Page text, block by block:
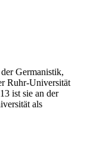
Germanistik,
Ruhr-Universität
ist sie an der
als